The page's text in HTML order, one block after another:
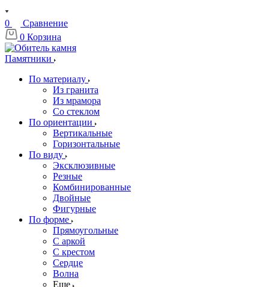
0
Сравнение
0 Корзина
Памятники
По материалу
Из гранита
Из мрамора
Со стеклом
По ориентации
Вертикальные
Горизонтальные
По виду
Эксклюзивные
Резные
Комбинированные
Двойные
Фигурные
По форме
Прямоугольные
С аркой
С крестом
Сердце
Волна
Еще